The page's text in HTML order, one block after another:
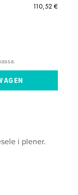
110,52 €
i plener.